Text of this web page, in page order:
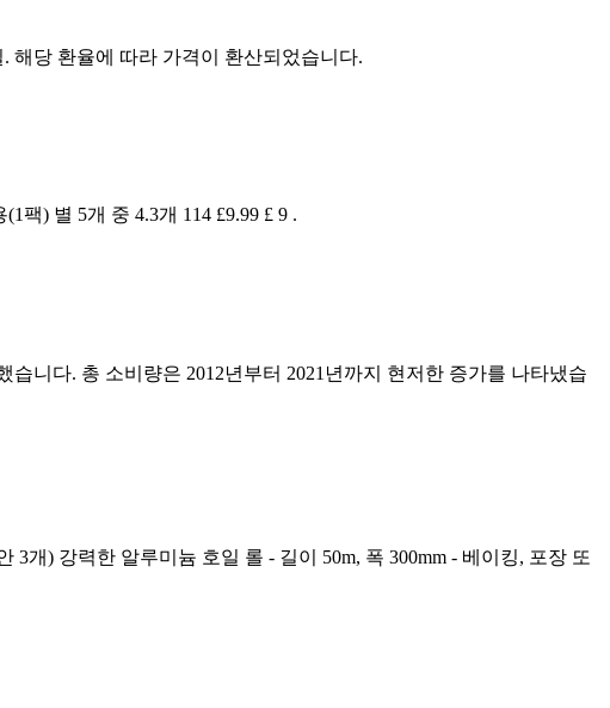
. 해당 환율에 따라 가격이 환산되었습니다.
팩) 별 5개 중 4.3개 114 £9.99 £ 9 .
니다. 총 소비량은 2012년부터 2021년까지 현저한 증가를 나타냈습
개) 강력한 알루미늄 호일 롤 - 길이 50m, 폭 300mm - 베이킹, 포장 또